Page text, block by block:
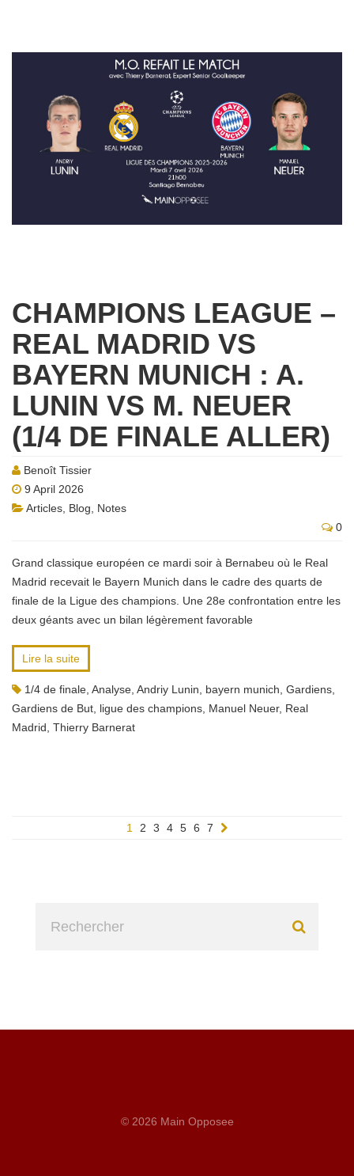
CHAMPIONS LEAGUE –
REAL MADRID VS
BAYERN MUNICH : A.
LUNIN VS M. NEUER
(1/4 DE FINALE ALLER)
Benoît Tissier
9 April 2026
Articles Blog
Notes
0
Grand classique européen ce mardi soir à Bernabeu où le Real
Madrid recevait le Bayern Munich dans le cadre des quarts de
finale de la Ligue des champions. Une 28e confrontation entre les
deux géants avec un bilan légèrement favorable
Lire la suite
1/4 de finale Analyse Andriy Lunin bayern munich Gardiens
Gardiens de But ligue des champions Manuel Neuer, Real
Madrid Thierry Barnerat
1 2 3 4 5 6 7
© 2026 Main Opposee